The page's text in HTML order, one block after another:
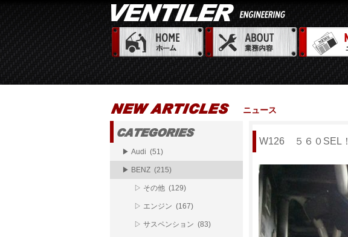
ニュース
W126 ５６０SEL！
▶ Audi (51)
▶ BENZ (215)
▷ その他 (129)
▷ エンジン (167)
▷ サスペンション (83)